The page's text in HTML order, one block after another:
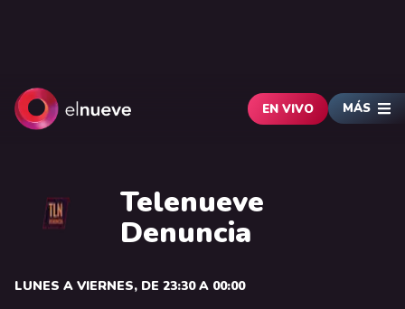
EN VIVO MÁS
Telenueve
Denuncia
LUNES A VIERNES, DE 23:30 A 00:00